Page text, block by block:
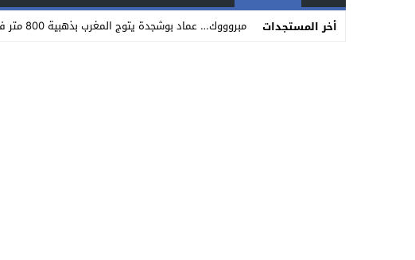
أخر المستجدات
مبروووك… عماد بوشجدة يتوج المغرب بذهبية 800 متر في بطولة العالم لأقل من _